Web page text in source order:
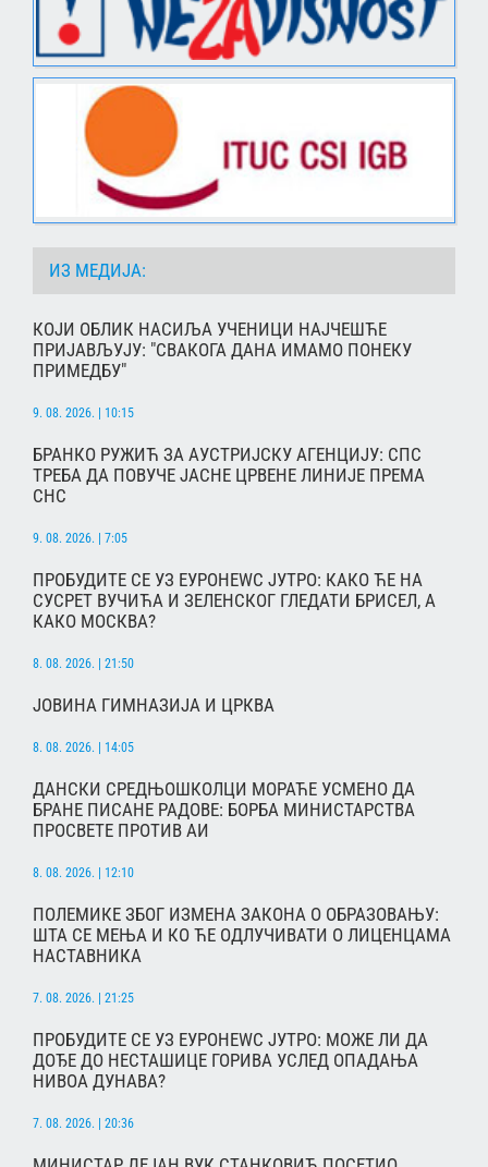
ИЗ МЕДИЈА:
КОЈИ ОБЛИК НАСИЉА УЧЕНИЦИ НАЈЧЕШЋЕ
ПРИЈАВЉУЈУ: "СВАКОГА ДАНА ИМАМО ПОНЕКУ
ПРИМЕДБУ"
9. 08. 2026. | 10:15
БРАНКО РУЖИЋ ЗА АУСТРИЈСКУ АГЕНЦИЈУ: СПС
ТРЕБА ДА ПОВУЧЕ ЈАСНЕ ЦРВЕНЕ ЛИНИЈЕ ПРЕМА
СНС
9. 08. 2026. | 7:05
ПРОБУДИТЕ СЕ УЗ ЕУРОНЕWС ЈУТРО: КАКО ЋЕ НА
СУСРЕТ ВУЧИЋА И ЗЕЛЕНСКОГ ГЛЕДАТИ БРИСЕЛ, А
КАКО МОСКВА?
8. 08. 2026. | 21:50
ЈОВИНА ГИМНАЗИЈА И ЦРКВА
8. 08. 2026. | 14:05
ДАНСКИ СРЕДЊОШКОЛЦИ МОРАЋЕ УСМЕНО ДА
БРАНЕ ПИСАНЕ РАДОВЕ: БОРБА МИНИСТАРСТВА
ПРОСВЕТЕ ПРОТИВ АИ
8. 08. 2026. | 12:10
ПОЛЕМИКЕ ЗБОГ ИЗМЕНА ЗАКОНА О ОБРАЗОВАЊУ:
ШТА СЕ МЕЊА И КО ЋЕ ОДЛУЧИВАТИ О ЛИЦЕНЦАМА
НАСТАВНИКА
7. 08. 2026. | 21:25
ПРОБУДИТЕ СЕ УЗ ЕУРОНЕWС ЈУТРО: МОЖЕ ЛИ ДА
ДОЂЕ ДО НЕСТАШИЦЕ ГОРИВА УСЛЕД ОПАДАЊА
НИВОА ДУНАВА?
7. 08. 2026. | 20:36